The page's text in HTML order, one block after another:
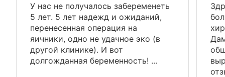
У нас не получалось забеременеть
5 лет. 5 лет надежд и ожиданий,
перенесенная операция на
яичники, одно не удачное эко (в
другой клинике). И вот
долгожданная беременность! ...